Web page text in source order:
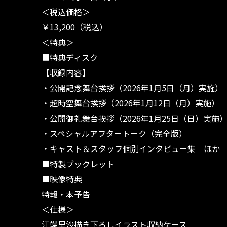
＜税込価格＞
￥13,200（税込）
＜特典＞
■特典ディスク
【収録内容】
・公開記念舞台挨拶（2026年1月5日（月）実施）
・超時空舞台挨拶（2026年1月12日（月）実施）
・公開御礼舞台挨拶（2026年1月25日（日）実施）
・スペシャルアフタートーク（完全版）
・キャスト＆スタッフ個別インタビュー集 ほか
■特製ブックレット
■映像特典
特報・本予告
＜仕様＞